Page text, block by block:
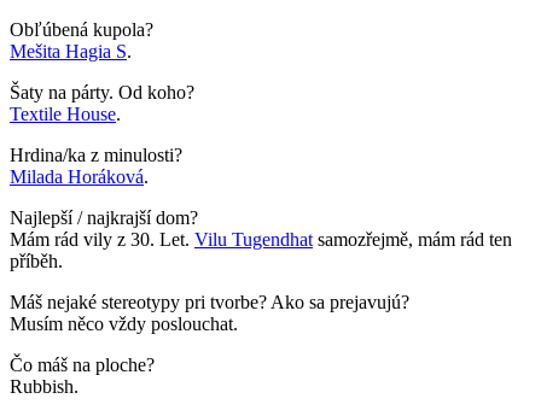
Obľúbená kupola?
Mešita Hagia S.
Šaty na párty. Od koho?
Textile House.
Hrdina/ka z minulosti?
Milada Horáková.
Najlepší / najkrajší dom?
Mám rád vily z 30. Let. Vilu Tugendhat samozřejmě, mám rád ten
příběh.
Máš nejaké stereotypy pri tvorbe? Ako sa prejavujú?
Musím něco vždy poslouchat.
Čo máš na ploche?
Rubbish.